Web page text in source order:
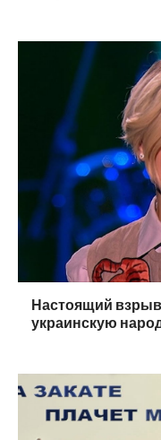
Настоящий
украинскую